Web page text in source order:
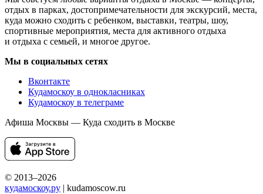
отдых в парках, достопримечательности для экскурсий, места,
куда можно сходить с ребенком, выставки, театры, шоу,
спортивные мероприятия, места для активного отдыха
и отдыха с семьей, и многое другое.
Мы в социальных сетях
Вконтакте
Кудамоскоу в однокласниках
Кудамоскоу в телеграме
Афиша Москвы — Куда сходить в Москве
© 2013–2026
кудамоскоу.ру | kudamoscow.ru